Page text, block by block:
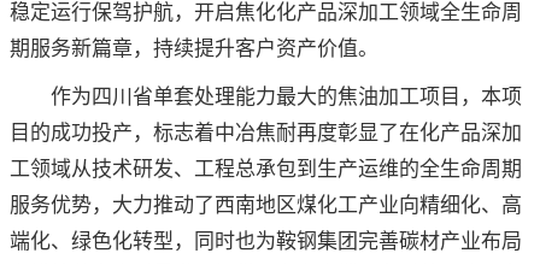
稳定运行保驾护航，开启焦化化产品深加工领域全生命周
期服务新篇章，持续提升客户资产价值。
作为四川省单套处理能力最大的焦油加工项目，本项
目的成功投产，标志着中冶焦耐再度彰显了在化产品深加
工领域从技术研发、工程总承包到生产运维的全生命周期
服务优势，大力推动了西南地区煤化工产业向精细化、高
端化、绿色化转型，同时也为鞍钢集团完善碳材产业布局